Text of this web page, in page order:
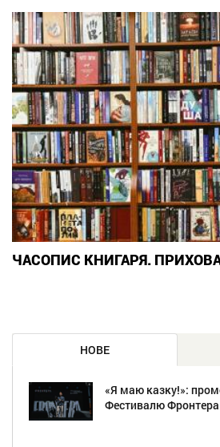
ЧАСОПИС КНИГАРЯ.
НОВЕ
«Я маю казку!»:
Фестивалю Фронтера